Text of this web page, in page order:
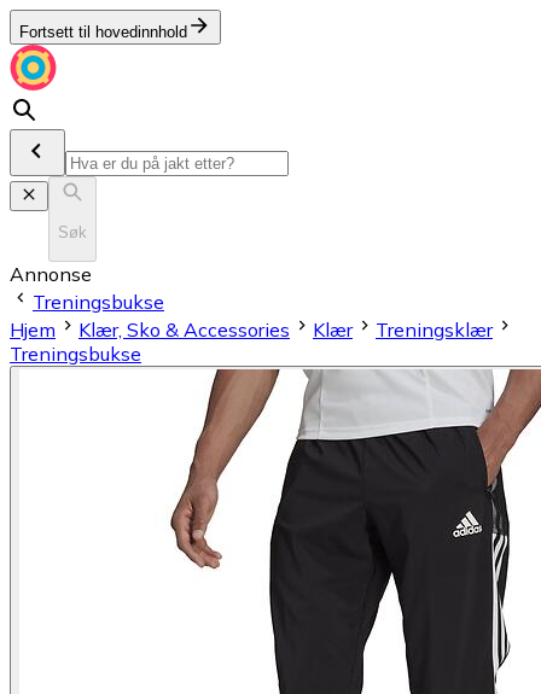
Fortsett til hovedinnhold
Søk
Annonse
Treningsbukse
Hjem
Klær, Sko & Accessories Klær
Treningsklær
Treningsbukse